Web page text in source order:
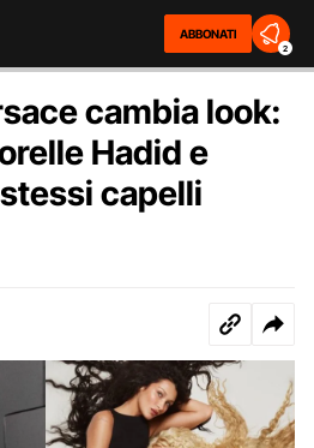
ABBONATI
2
cambia look:
Hadid e
capelli